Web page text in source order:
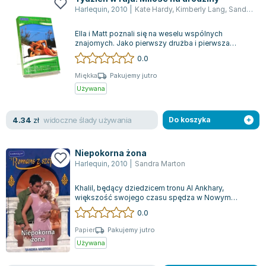
Książki o naukach politycznych dla studentów
Książki do nauk przyrodniczych dla studentów
Książki do nauk społecznych dla studentów
Książki do nauk ścisłych dla studentów
Prawo - książki dla studentów
Technologia żywności - książki
Zarządzanie i marketing - książki
Nauka języków obcych - książki
Repetytoria, testy i materiały pomocnicze
Bolesław Prus
Clive Cussler
Wanda Chotomska
Józef Ignacy Kraszewski
Clive Staples Lewis
Martyna Wojciechowska
Melissa De la Cruz
Blanka Lipińska
Agatha Christie
Witold Gadowski
Jan Pietrzak
Marcin Kowalczyk
Piotr Zychowicz
Joanna Jabłczyńska
Piotr Kościelny
Jan Piński
Harlequin, 2010 Kate Hardy, Kimberly Lang, Sandra Marton
Ella i Matt poznali się na weselu wspólnych
znajomych. Jako pierwszy drużba i pierwsza
druhna tak dobrze bawili się tego wieczoru,...
0.0
Miękka
Pakujemy jutro
Używana
4.34 zł widoczne ślady używania Do koszyka
Niepokorna żona
Harlequin, 2010 Sandra Marton
Khalil, będący dziedzicem tronu Al Ankhary,
większość swojego czasu spędza w Nowym
Jorku, gdzie prowadzi firmę. Niespodziewanie ot...
0.0
Papier
Pakujemy jutro
Używana